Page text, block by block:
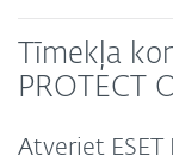
Tīmekļa
PROTECT
Atveriet ESET